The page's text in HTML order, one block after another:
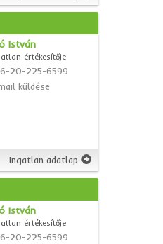
István
értékesítője
20-225-6599
küldése
Ingatlan adatlap
István
értékesítője
20-225-6599